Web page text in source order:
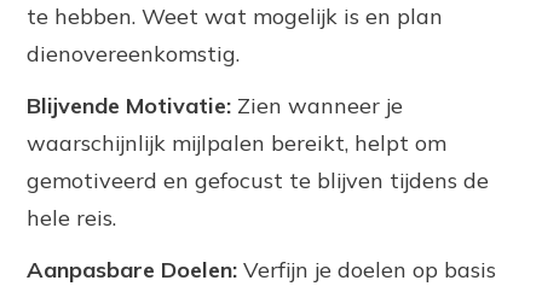
te hebben. Weet wat mogelijk is en plan
dienovereenkomstig.
Blijvende Motivatie: Zien wanneer je
waarschijnlijk mijlpalen bereikt, helpt om
gemotiveerd en gefocust te blijven tijdens de
hele reis.
Aanpasbare Doelen: Verfijn je doelen op basis